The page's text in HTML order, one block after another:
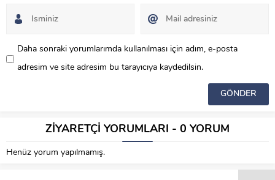
Daha sonraki yorumlarımda kullanılması için adım, e-posta
adresim ve site adresim bu tarayıcıya kaydedilsin.
ZİYARETÇİ YORUMLARI - 0 YORUM
Henüz yorum yapılmamış.